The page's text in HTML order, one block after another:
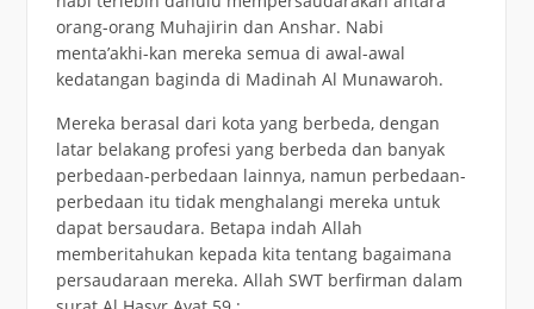
orang-orang Muhajirin dan Anshar. Nabi
menta’akhi-kan mereka semua di awal-awal
kedatangan baginda di Madinah Al Munawaroh.
Mereka berasal dari kota yang berbeda, dengan
latar belakang profesi yang berbeda dan banyak
perbedaan-perbedaan lainnya, namun perbedaan-
perbedaan itu tidak menghalangi mereka untuk
dapat bersaudara. Betapa indah Allah
memberitahukan kepada kita tentang bagaimana
persaudaraan mereka. Allah SWT berfirman dalam